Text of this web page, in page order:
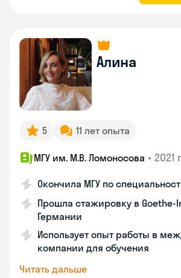
Алина
5 11 лет опыта
МГУ им. М.В. Ломоносова • 2021
Окончила МГУ по
Прошла стажировку в Goethe-
Германии
Использует опыт работы в
компании для обучения
Читать дальше